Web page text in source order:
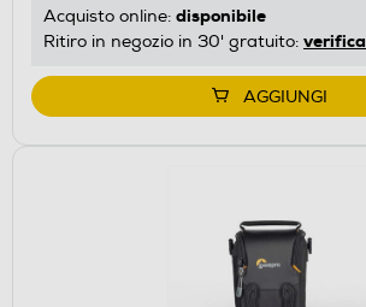
Acquisto online: disponibile
Ritiro in negozio in 30' gratuito: verifica
AGGIUNGI